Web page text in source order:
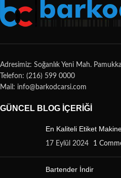
Adresimiz: Soğanlık Yeni Mah.
Telefon: (216) 599 0000
Mail: info@barkodcarsi.com
GÜNCEL BLOG İÇERIĞI
En Kaliteli Etiket
17 Eylül 2024 1
Bartender İndir